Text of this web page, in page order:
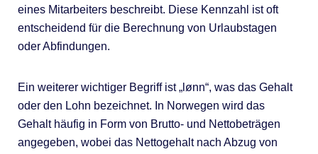
eines Mitarbeiters beschreibt. Diese Kennzahl ist oft
entscheidend für die Berechnung von Urlaubstagen
oder Abfindungen.
Ein weiterer wichtiger Begriff ist „lønn“, was das Gehalt
oder den Lohn bezeichnet. In Norwegen wird das
Gehalt häufig in Form von Brutto- und Nettobeträgen
angegeben, wobei das Nettogehalt nach Abzug von